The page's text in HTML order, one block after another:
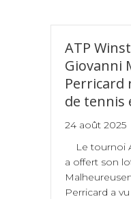
ATP
Giovanni
Perricard
de tennis
24 août 2025
Le tournoi
a offert son
Perricard a